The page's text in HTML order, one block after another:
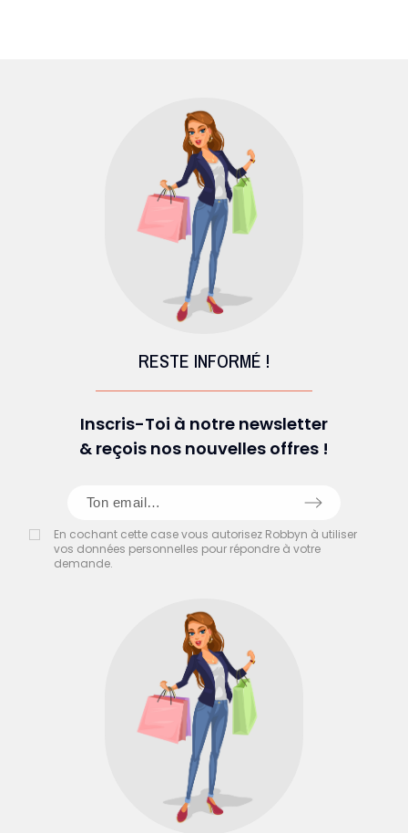
RESTE INFORMÉ !
Inscris-Toi à notre newsletter
& reçois nos nouvelles offres !
En cochant cette case vous autorisez Robbyn à utiliser
vos données personnelles pour répondre à votre
demande.